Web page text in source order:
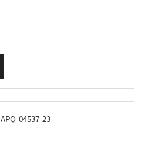
APQ-04537-23